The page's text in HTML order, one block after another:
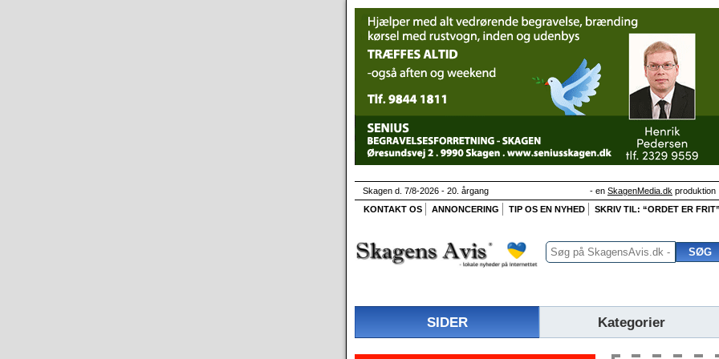
Skagen d. 7/8-2026 - 20. årgang - en SkagenMedia.dk produktion
KONTAKT OS
ANNONCERING TIP OS EN NYHED SKRIV TIL: “ORDET ER
SIDER Kategorier